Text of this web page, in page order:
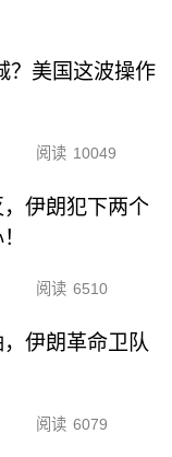
？美国这波操作
阅读 10049
伊朗犯下两个
阅读 6510
伊朗革命卫队
阅读 6079